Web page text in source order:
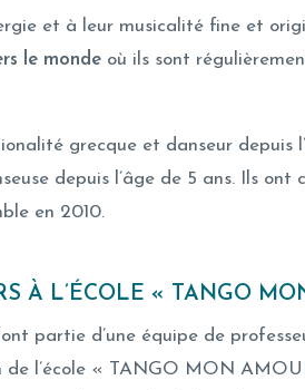
et à leur musicalité fine et
le monde où ils sont
grecque et danseur depuis
depuis l’âge de 5 ans. Ils ont
en 2010.
À L’ÉCOLE « TANGO
partie d’une équipe de
de l’école « TANGO MON